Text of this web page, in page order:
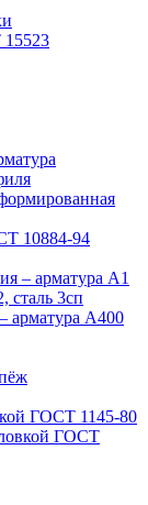
10884-94
– арматура А1
3сп
арматура А400
ГОСТ 1145-80
ГОСТ